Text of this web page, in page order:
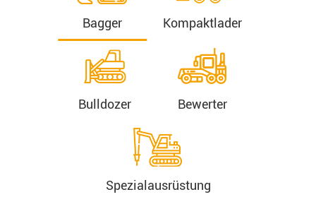
Bagger Kompaktlader
Bulldozer Bewerter
Spezialausrüstung